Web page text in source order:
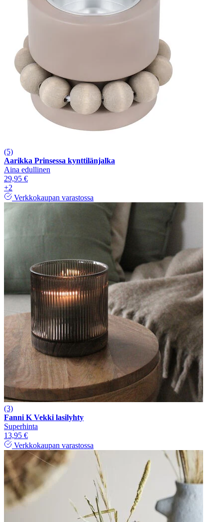
(5)
Aarikka Prinsessa kynttilänjalka
Aina edullinen
29,95 €
+2
Verkkokaupan varastossa
(3)
Fanni K Vekki lasilyhty
Superhinta
13,95 €
Verkkokaupan varastossa